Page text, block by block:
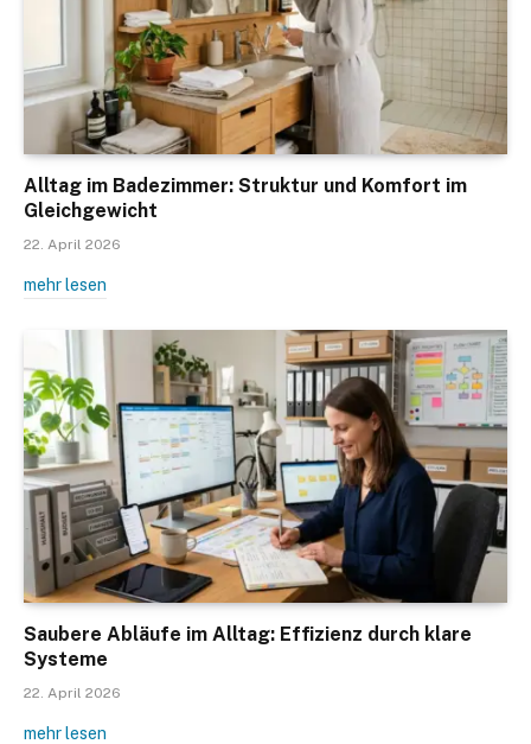
Alltag im Badezimmer: Struktur und Komfort im
Gleichgewicht
22. April 2026
mehr lesen
Saubere Abläufe im Alltag: Effizienz durch klare
Systeme
22. April 2026
mehr lesen